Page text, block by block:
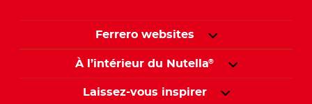
Ferrero websites
À l’intérieur du Nutella®
Laissez-vous inspirer